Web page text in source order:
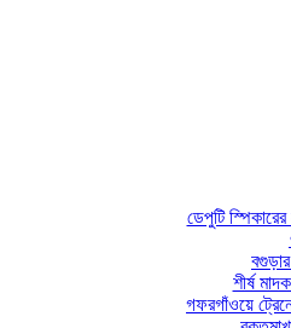
ডেপুটি
শীর্ষ
গফরগাঁওয়ে